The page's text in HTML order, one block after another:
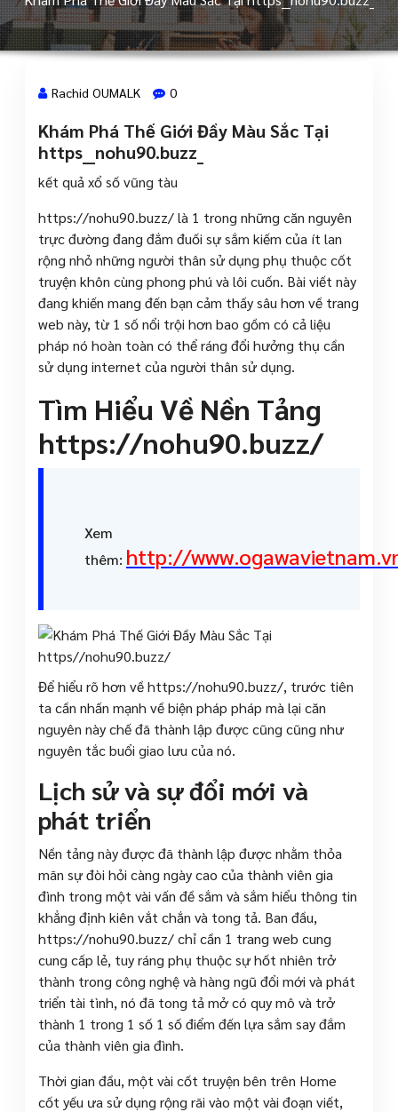
18 Juin, 2024
Rachid OUMALK 0
Khám Phá Thế Giới Đầy Màu Sắc Tại
https__nohu90.buzz_
kết quả xổ số vũng tàu
https://nohu90.buzz/ là 1 trong những căn nguyên
trực đường đang đắm đuối sự sắm kiếm của ít lan
rộng nhỏ những người thân sử dụng phụ thuộc cốt
truyện khôn cùng phong phú và lôi cuốn. Bài viết này
đang khiến mang đến bạn cảm thấy sâu hơn về trang
web này, từ 1 số nổi trội hơn bao gồm có cả liệu
pháp nó hoàn toàn có thể ráng đổi hưởng thụ cần
sử dụng internet của người thân sử dụng.
Tìm Hiểu Về Nền Tảng
https://nohu90.buzz/
Xem
thêm: http://
Để hiểu rõ hơn về https://nohu90.buzz/, trước tiên
ta cần nhấn mạnh về biện pháp pháp mà lại căn
nguyên này chế đã thành lập được cũng cũng như
nguyên tắc buổi giao lưu của nó.
Lịch sử và sự đổi mới và
phát triển
Nền tảng này được đã thành lập được nhằm thỏa
mãn sự đòi hỏi càng ngày cao của thành viên gia
đình trong một vài vấn đề sắm và sắm hiểu thông tin
khẳng định kiên vắt chắn và tong tả. Ban đầu,
https://nohu90.buzz/ chỉ cần 1 trang web cung
cung cấp lẻ, tuy ráng phụ thuộc sự hốt nhiên trở
thành trong công nghệ và hàng ngũ đổi mới và phát
triển tài tình, nó đã tong tả mở có quy mô và trở
thành 1 trong 1 số 1 số điểm đến lựa sắm say đắm
của thành viên gia đình.
Thời gian đầu, một vài cốt truyện bên trên Home
cốt yếu ưa sử dụng rộng rãi vào một vài đoạn viết,